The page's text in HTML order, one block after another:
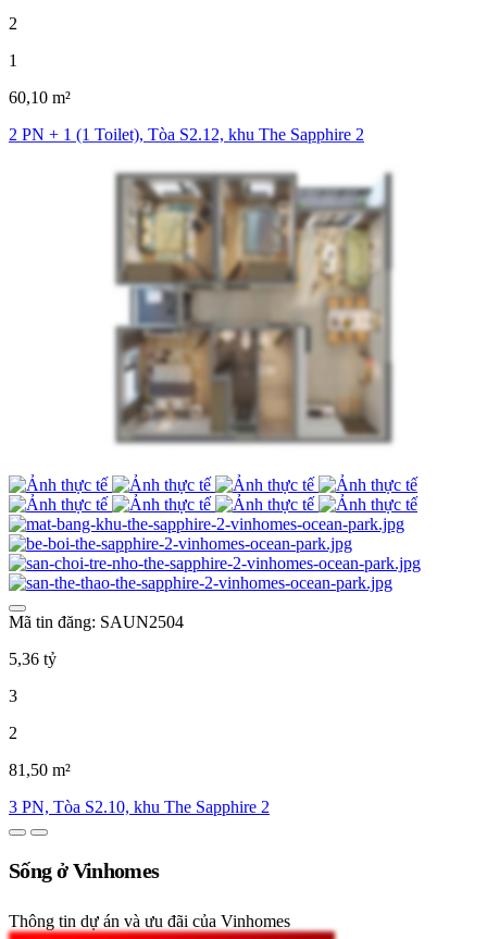
2
1
60,10 m²
2 PN + 1 (1 Toilet), Tòa S2.12, khu The Sapphire 2
Mã tin đăng: SAUN2504
5,36 tỷ
3
2
81,50 m²
3 PN, Tòa S2.10, khu The Sapphire 2
Sống ở Vinhomes
Thông tin dự án và ưu đãi của Vinhomes